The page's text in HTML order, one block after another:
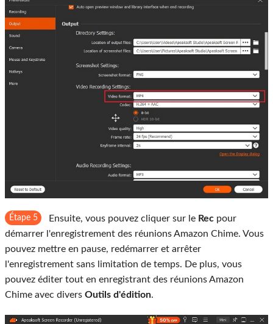
Étape 5 Ensuite, vous pouvez cliquer sur le Rec pour
démarrer l'enregistrement des réunions Amazon Chime. Vous
pouvez mettre en pause, redémarrer et arrêter
l'enregistrement sans limitation de temps. De plus, vous
pouvez éditer tout en enregistrant des réunions Amazon
Chime avec divers Outils d'édition.